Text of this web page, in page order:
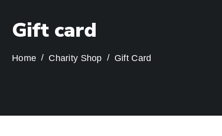
Gift card
Home Charity Shop Gift Card